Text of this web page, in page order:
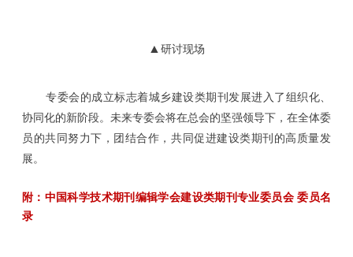
▲ 研讨现场
专委会的成立标志着城乡建设类期刊发展进入了组织化、
协同化的新阶段。未来专委会将在总会的坚强领导下，在全体委
员的共同努力下，团结合作，共同促进建设类期刊的高质量发
展。
附：中国科学技术期刊编辑学会建设类期刊专业委员会 委员名
录